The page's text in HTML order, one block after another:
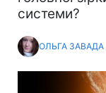
системи?
ОЛЬГА ЗАВАДА